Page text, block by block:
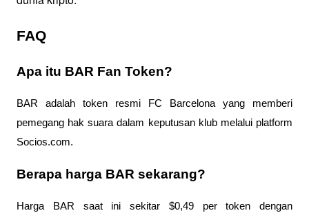
FAQ
Apa itu BAR Fan Token?
BAR adalah token resmi FC Barcelona yang memberi
pemegang hak suara dalam keputusan klub melalui platform
Socios.com.
Berapa harga BAR sekarang?
Harga BAR saat ini sekitar $0,49 per token dengan